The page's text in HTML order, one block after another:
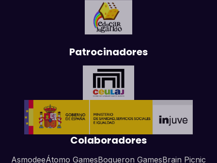
Patrocinadores
Colaboradores
AsmodeeÁtomo GamesBoqueron GamesBrain Picnic